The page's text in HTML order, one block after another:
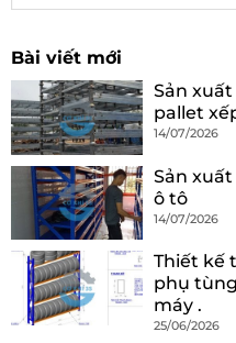
Bài viết mới
Sản
pallet
14/07/2026
Sản
ô tô
14/07/2026
Thiết kế
phụ
máy .
25/06/2026